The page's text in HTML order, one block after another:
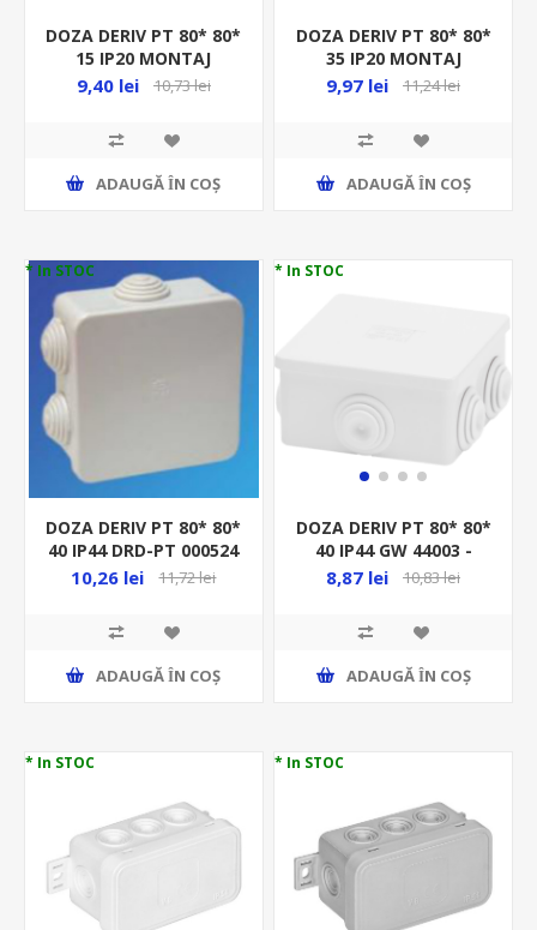
DOZA DERIV PT 80* 80*
15 IP20 MONTAJ
JGHEAB DAJC2 44313 N-
9,40 lei 10,73 lei
ADAUGĂ ȊN COŞ
DOZA DERIV PT 80* 80*
35 IP20 MONTAJ
JGHEAB DAJC1 44290 N-
9,97 lei 11,24 lei
ADAUGĂ ȊN COŞ
* In STOC
DOZA DERIV PT 80* 80*
40 IP44 DRD-PT 000524
N-00469
10,26 lei 11,72 lei
ADAUGĂ ȊN COŞ
* In STOC
DOZA DERIV PT 80* 80*
40 IP44 GW 44003 -
L/H/D CU PRESETUPE
8,87 lei 10,83 lei
ADAUGĂ ȊN COŞ
* In STOC * In STOC